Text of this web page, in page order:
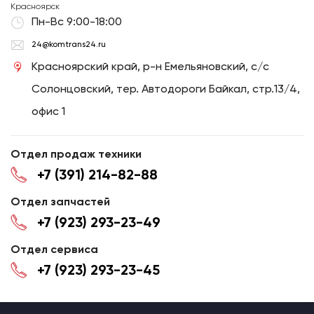
Красноярск
Пн-Вс 9:00-18:00
24@komtrans24.ru
Красноярский край, р-н Емельяновский, с/с
Солонцовский, тер. Автодороги Байкал, стр.13/4,
офис 1
Отдел продаж техники
+7 (391) 214-82-88
Отдел запчастей
+7 (923) 293-23-49
Отдел сервиса
+7 (923) 293-23-45